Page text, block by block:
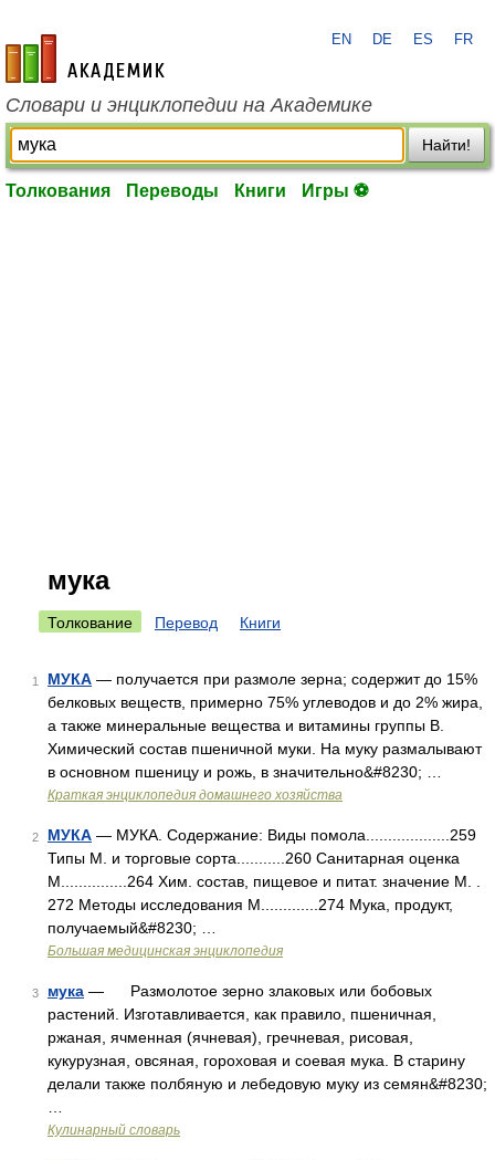
academic.ru
EN DE ES FR
Словари и энциклопедии на Академике
Найти!
Толкования Переводы Книги Игры ⚽
мука
Толкование Перевод Книги
1 МУКА — получается при размоле зерна; содержит до 15%
белковых веществ, примерно 75% углеводов и до 2% жира,
а также минеральные вещества и витамины группы В.
Химический состав пшеничной муки. На муку размалывают
в основном пшеницу и рожь, в значительно&#8230; …
Краткая энциклопедия домашнего хозяйства
2 МУКА — МУКА. Содержание: Виды помола...................259
Типы М. и торговые сорта...........260 Санитарная оценка
М...............264 Хим. состав, пищевое и питат. значение М. .
272 Методы исследования М.............274 Мука, продукт,
получаемый&#8230; …
Большая медицинская энциклопедия
3 мука — Размолотое зерно злаковых или бобовых
растений. Изготавливается, как правило, пшеничная,
ржаная, ячменная (ячневая), гречневая, рисовая,
кукурузная, овсяная, гороховая и соевая мука. В старину
делали также полбяную и лебедовую муку из семян&#8230;
Кулинарный словарь